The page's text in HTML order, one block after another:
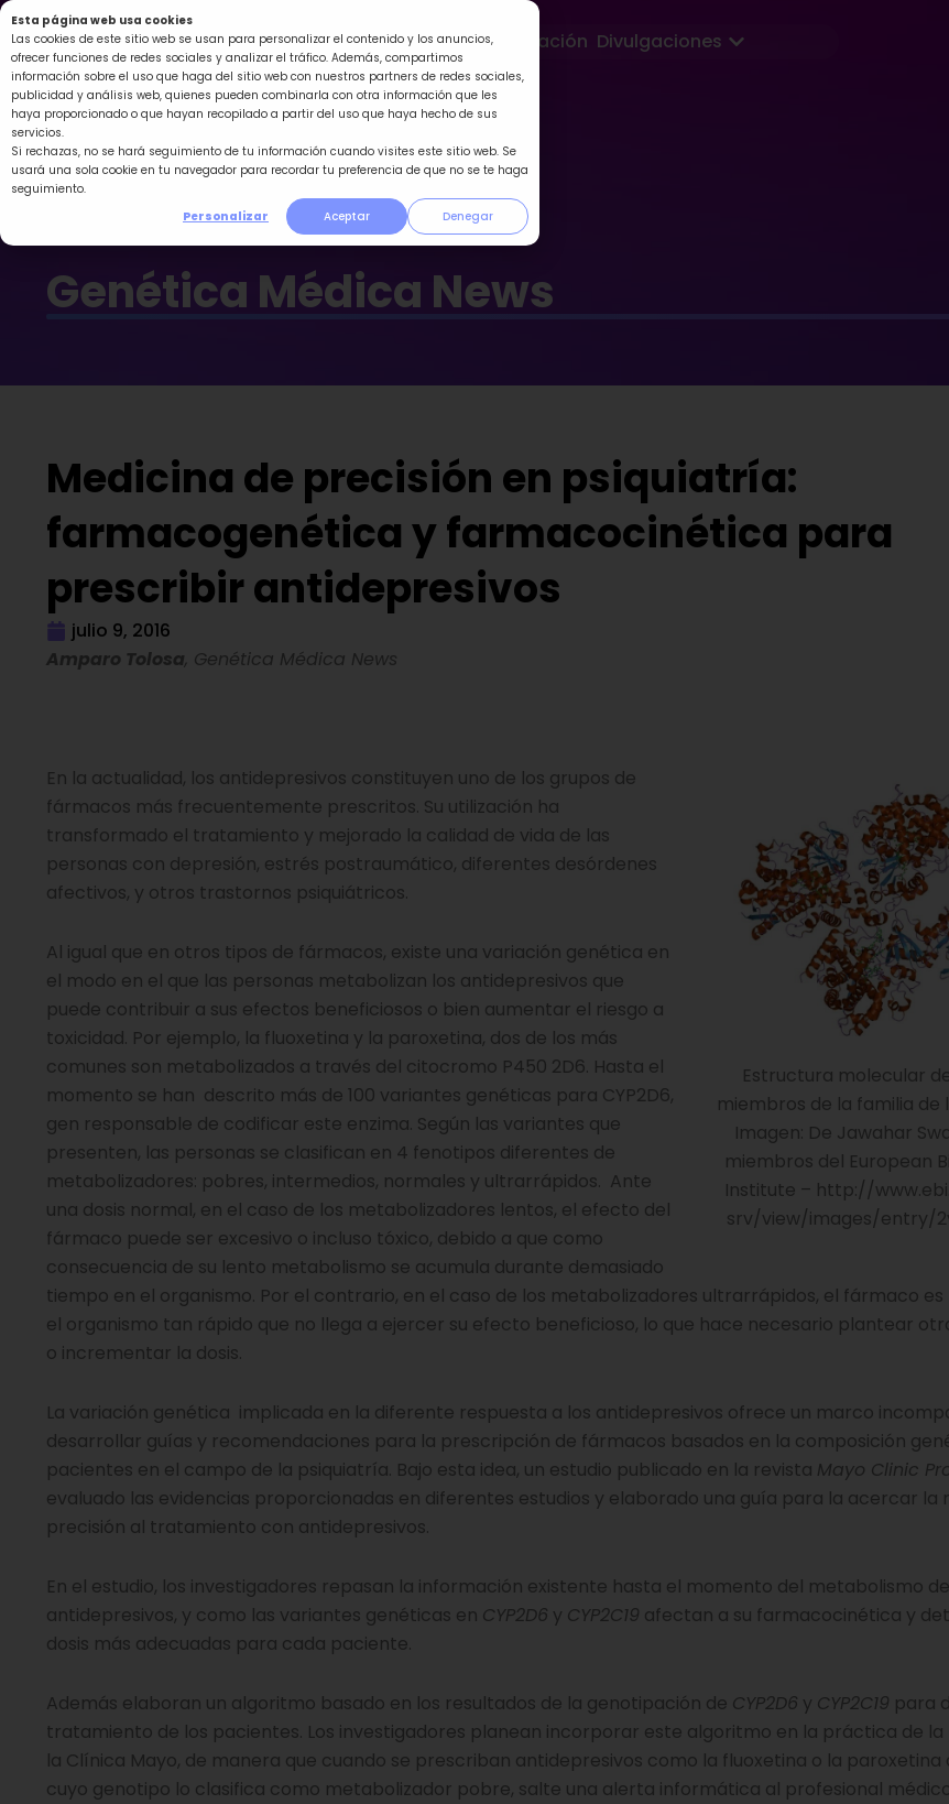
Esta página web usa cookies
Las cookies de este sitio web se usan para personalizar el contenido y los anuncios,
ofrecer funciones de redes sociales y analizar el tráfico. Además, compartimos
información sobre el uso que haga del sitio web con nuestros partners de redes sociales,
publicidad y análisis web, quienes pueden combinarla con otra información que les
haya proporcionado o que hayan recopilado a partir del uso que haya hecho de sus
servicios.
Si rechazas, no se hará seguimiento de tu información cuando visites este sitio web. Se
usará una sola cookie en tu navegador para recordar tu preferencia de que no se te haga
seguimiento.
Personalizar
Aceptar Denegar
Ir
al
contenido
Formación Divulgaciones Abrir Divulgaciones
Genética Médica News
Medicina de precisión en psiquiatría:
farmacogenética y farmacocinética para
prescribir antidepresivos
julio 9, 2016
Amparo Tolosa, Genética Médica News
Estructura molecular
miembros de la familia de
Imagen: De Jawahar
miembros del European
Institute – http://
srv/view/images/entry/
En la actualidad, los antidepresivos constituyen uno de los grupos de
fármacos más frecuentemente prescritos. Su utilización ha
transformado el tratamiento y mejorado la calidad de vida de las
personas con depresión, estrés postraumático, diferentes desórdenes
afectivos, y otros trastornos psiquiátricos.
Al igual que en otros tipos de fármacos, existe una variación genética en
el modo en el que las personas metabolizan los antidepresivos que
puede contribuir a sus efectos beneficiosos o bien aumentar el riesgo a
toxicidad. Por ejemplo, la fluoxetina y la paroxetina, dos de los más
comunes son metabolizados a través del citocromo P450 2D6. Hasta el
momento se han descrito más de 100 variantes genéticas para CYP2D6,
gen responsable de codificar este enzima. Según las variantes que
presenten, las personas se clasifican en 4 fenotipos diferentes de
metabolizadores: pobres, intermedios, normales y ultrarrápidos. Ante
una dosis normal, en el caso de los metabolizadores lentos, el efecto del
fármaco puede ser excesivo o incluso tóxico, debido a que como
consecuencia de su lento metabolismo se acumula durante demasiado
tiempo en el organismo. Por el contrario, en el caso de los metabolizadores ultrarrápidos, el fármaco
el organismo tan rápido que no llega a ejercer su efecto beneficioso, lo que hace necesario plantear
o incrementar la dosis.
La variación genética implicada en la diferente respuesta a los antidepresivos ofrece un marco
desarrollar guías y recomendaciones para la prescripción de fármacos basados en la composición
pacientes en el campo de la psiquiatría. Bajo esta idea, un estudio publicado en la revista Mayo Clinic
evaluado las evidencias proporcionadas en diferentes estudios y elaborado una guía para la acercar la
precisión al tratamiento con antidepresivos.
En el estudio, los investigadores repasan la información existente hasta el momento del metabolismo
antidepresivos, y como las variantes genéticas en CYP2D6 y CYP2C19 afectan a su farmacocinética y
dosis más adecuadas para cada paciente.
Además elaboran un algoritmo basado en los resultados de la genotipación de CYP2D6 y CYP2C19 para
tratamiento de los pacientes. Los investigadores planean incorporar este algoritmo en la práctica de la
la Clínica Mayo, de manera que cuando se prescriban antidepresivos como la fluoxetina o la paroxetina
cuyo genotipo lo clasifica como metabolizador pobre, salte una alerta informática al profesional